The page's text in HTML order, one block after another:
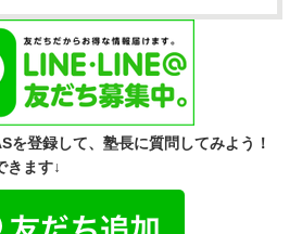
を登録して、塾長に質問してみよう！
きます↓